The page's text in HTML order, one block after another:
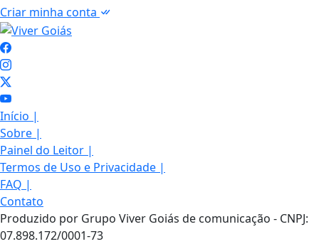
Criar minha conta
Início |
Sobre |
Painel do Leitor |
Termos de Uso e Privacidade |
FAQ |
Contato
Produzido por Grupo Viver Goiás de comunicação - CNPJ:
07.898.172/0001-73